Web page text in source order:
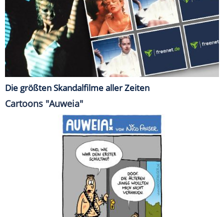
Die größten Skandalfilme aller Zeiten
Cartoons "Auweia"